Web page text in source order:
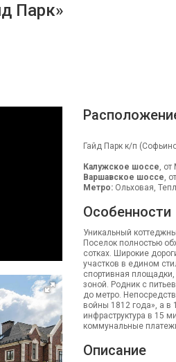
Парк»
Гайд Парк к/п
Калужское шоссе,
Варшавское шоссе,
Метро:Ольховая,
Особенности
Уникальный
Поселок полностью
сотках. Широкие
участков в едином
спортивная
зоной. Родник с
до метро.
войны 1812 года», а в
инфраструктура в 15
коммунальные
Описание